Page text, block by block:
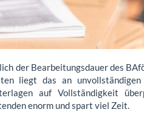
der Bearbeitungsdauer des
liegt das an
auf Vollständigkeit
enorm und spart viel Zeit.